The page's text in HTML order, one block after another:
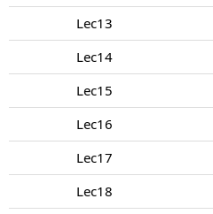
Lec13
Lec14
Lec15
Lec16
Lec17
Lec18